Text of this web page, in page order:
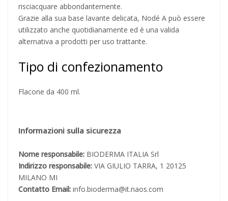
risciacquare abbondantemente.
Grazie alla sua base lavante delicata, Nodé A può essere
utilizzato anche quotidianamente ed è una valida
alternativa a prodotti per uso trattante.
Tipo di confezionamento
Flacone da 400 ml.
Informazioni sulla sicurezza
Nome responsabile: BIODERMA ITALIA Srl
Indirizzo responsabile: VIA GIULIO TARRA, 1 20125
MILANO MI
Contatto Email: info.bioderma@it.naos.com